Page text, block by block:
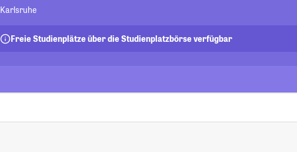
Karlsruhe
Freie Studienplätze über die Studienplatzbörse verfügbar